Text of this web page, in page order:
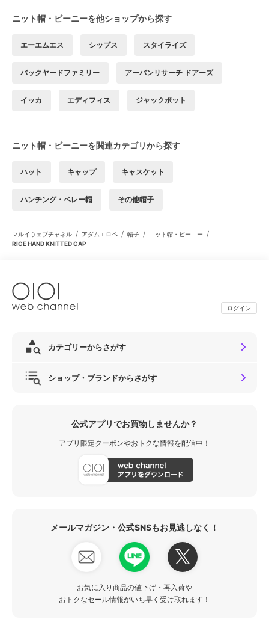
ニット帽・ビーニーを他ショップから探す
エーエムエス シップス スタイライズ
バックヤードファミリー アーバンリサーチ ドアーズ
イッカ エディフィス ジャックポット
ニット帽・ビーニーを関連カテゴリから探す
ハット キャップ キャスケット
ハンチング・ベレー帽 その他帽子
マルイウェブチャネル / アダムエロペ / 帽子 / ニット帽・ビーニー /
RICE HAND KNITTED CAP
ログイン
カテゴリーからさがす
ショップ・ブランドからさがす
公式アプリでお買物しませんか？
アプリ限定クーポンやおトクな情報を配信中！
メールマガジン・公式SNSもお見逃しなく！
お気に入り商品の値下げ・再入荷や
おトクなセール情報がいち早く受け取れます！